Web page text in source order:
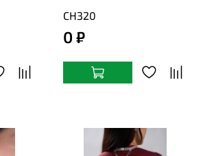
СН320
0 ₽